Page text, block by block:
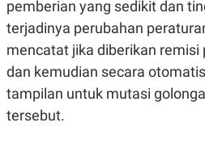
pemberian yang sedikit dan
terjadinya perubahan
mencatat jika diberikan remisi
dan kemudian secara
tampilan untuk mutasi
tersebut.